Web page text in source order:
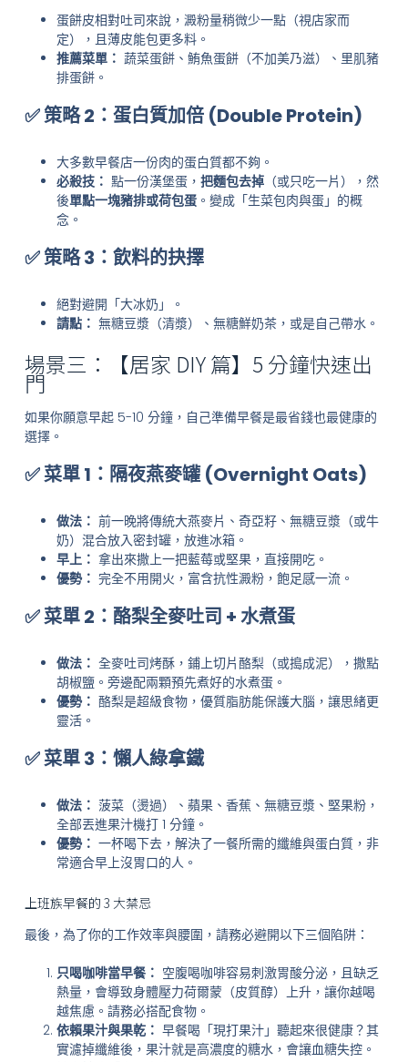
蛋餅皮相對吐司來說，澱粉量稍微少一點（視店家而
定），且薄皮能包更多料。
推薦菜單： 蔬菜蛋餅、鮪魚蛋餅（不加美乃滋）、里肌豬
排蛋餅。
✅ 策略 2：蛋白質加倍 (Double Protein)
大多數早餐店一份肉的蛋白質都不夠。
必殺技： 點一份漢堡蛋， 把麵包去掉（或只吃一片），然
後單點一塊豬排或荷包蛋。變成「生菜包肉與蛋」的概
念。
✅ 策略 3：飲料的抉擇
絕對避開「大冰奶」。
請點： 無糖豆漿（清漿）、無糖鮮奶茶，或是自己帶水。
場景三：【居家 DIY 篇】5 分鐘快速出
門
如果你願意早起 5-10 分鐘，自己準備早餐是最省錢也最健康的
選擇。
✅ 菜單 1：隔夜燕麥罐 (Overnight Oats)
做法： 前一晚將傳統大燕麥片、奇亞籽、無糖豆漿（或牛
奶）混合放入密封罐，放進冰箱。
早上： 拿出來撒上一把藍莓或堅果，直接開吃。
優勢： 完全不用開火，富含抗性澱粉，飽足感一流。
✅ 菜單 2：酪梨全麥吐司 + 水煮蛋
做法： 全麥吐司烤酥，鋪上切片酪梨（或搗成泥），撒點
胡椒鹽。旁邊配兩顆預先煮好的水煮蛋。
優勢： 酪梨是超級食物，優質脂肪能保護大腦，讓思緒更
靈活。
✅ 菜單 3：懶人綠拿鐵
做法： 菠菜（燙過）、蘋果、香蕉、無糖豆漿、堅果粉，
全部丟進果汁機打 1 分鐘。
優勢： 一杯喝下去，解決了一餐所需的纖維與蛋白質，非
常適合早上沒胃口的人。
上班族早餐的 3 大禁忌
最後，為了你的工作效率與腰圍，請務必避開以下三個陷阱：
只喝咖啡當早餐： 空腹喝咖啡容易刺激胃酸分泌，且缺乏
熱量，會導致身體壓力荷爾蒙（皮質醇）上升，讓你越喝
越焦慮。請務必搭配食物。
依賴果汁與果乾： 早餐喝「現打果汁」聽起來很健康？其
實濾掉纖維後，果汁就是高濃度的糖水，會讓血糖失控。